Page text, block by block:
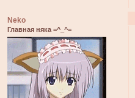
Neko
Главная няка =^_^=